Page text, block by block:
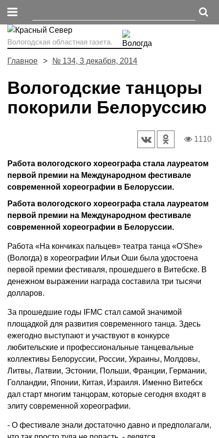
Вологодская областная газета.
Главное № 134, 3 декабря, 2014
Вологодские танцоры
покорили Белоруссию
1110
Работа вологодского хореографа стала лауреатом
первой премии на Международном фестивале
современной хореографии в Белоруссии.
Работа вологодского хореографа стала лауреатом
первой премии на Международном фестивале
современной хореографии в Белоруссии.
Работа «На кончиках пальцев» театра танца «O'She»
(Вологда) в хореографии Ильи Оши была удостоена
первой премии фестиваля, прошедшего в Витебске. В
денежном выражении награда составила три тысячи
долларов.
За прошедшие годы IFMC стал самой значимой
площадкой для развития современного танца. Здесь
ежегодно выступают и участвуют в конкурсе
любительские и профессиональные танцевальные
коллективы Белоруссии, России, Украины, Молдовы,
Литвы, Латвии, Эстонии, Польши, Франции, Германии,
Голландии, Японии, Китая, Израиля. Именно Витебск
дал старт многим танцорам, которые сегодня входят в
элиту современной хореографии.
- О фестивале знали достаточно давно и предполагали,